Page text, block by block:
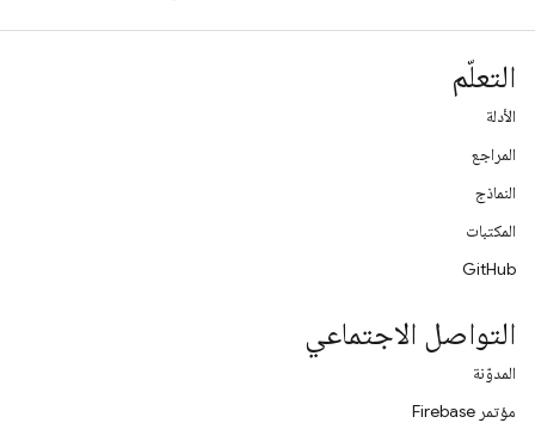
التعلّم
الأدلة
المراجع
النماذج
المكتبات
GitHub
التواصل الاجتماعي
المدوّنة
مؤتمر Firebase